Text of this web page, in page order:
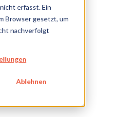
erfasst. Ein
Browser gesetzt, um
nachverfolgt
Ablehnen
IVD
LÖSUNGEN